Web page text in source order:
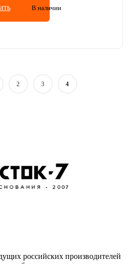
В наличии
2 3 4
российских производителей